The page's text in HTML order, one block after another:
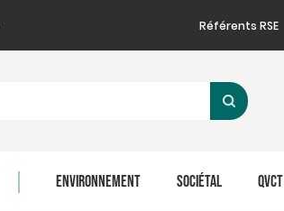
Référents RSE
ENVIRONNEMENT SOCIÉTAL QVCT